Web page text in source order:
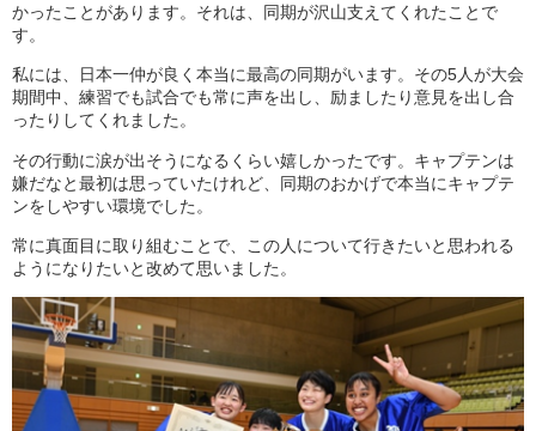
かったことがあります。それは、同期が沢山支えてくれたことで
す。
私には、日本一仲が良く本当に最高の同期がいます。その5人が大会
期間中、練習でも試合でも常に声を出し、励ましたり意見を出し合
ったりしてくれました。
その行動に涙が出そうになるくらい嬉しかったです。キャプテンは
嫌だなと最初は思っていたけれど、同期のおかげで本当にキャプテ
ンをしやすい環境でした。
常に真面目に取り組むことで、この人について行きたいと思われる
ようになりたいと改めて思いました。